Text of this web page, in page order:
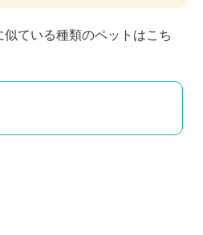
ている種類のペットはこち